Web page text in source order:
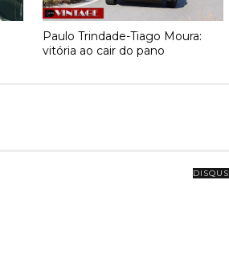
Paulo Trindade-Tiago Moura:
vitória ao cair do pano
DISQUS